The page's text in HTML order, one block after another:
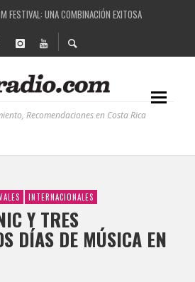
QUE ESTÁ TRANSFORMANDO LA CALIDAD DE
ELECTRÓNICA: BBC RADIOPHONIC WORKSHOP
BPM: UN REVIEW DE LA PRIMERA EDICIÓN QUE
Recomendaciones en Costa Rica
INTERNACIONALES
Y TRES
DÍAS DE MÚSICA EN